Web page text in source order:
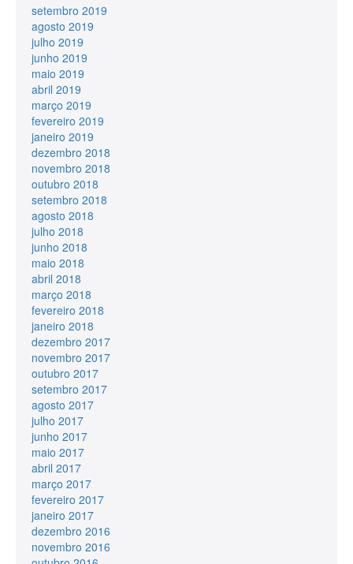
setembro 2019
agosto 2019
julho 2019
junho 2019
maio 2019
abril 2019
março 2019
fevereiro 2019
janeiro 2019
dezembro 2018
novembro 2018
outubro 2018
setembro 2018
agosto 2018
julho 2018
junho 2018
maio 2018
abril 2018
março 2018
fevereiro 2018
janeiro 2018
dezembro 2017
novembro 2017
outubro 2017
setembro 2017
agosto 2017
julho 2017
junho 2017
maio 2017
abril 2017
março 2017
fevereiro 2017
janeiro 2017
dezembro 2016
novembro 2016